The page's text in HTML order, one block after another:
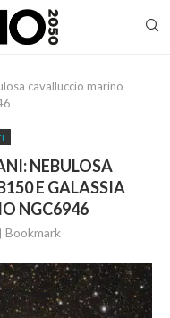
cavalluccio marino
NEBULOSA
E GALASSIA
NGC6946
Bookmark